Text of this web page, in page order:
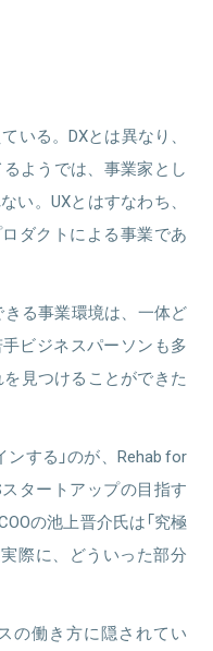
用型広告の運用を推進。
いる。DXとは異なり、
るようでは、事業家とし
い。UXとはすなわち、
ダクトによる事業であ
きる事業環境は、一体ど
ビジネスパーソンも多
見つけることができた
する」のが、Rehab for
スタートアップの目指す
の池上晋介氏は「究極
際に、どういった部分
の働き方に隠されてい